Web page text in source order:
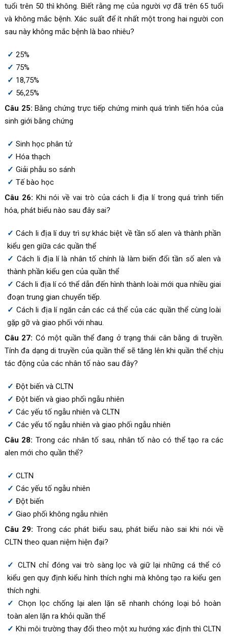
tuổi trên 50 thì không. Biết rằng mẹ của người vợ đã trên 65 tuổi
và không mắc bệnh. Xác suất để ít nhất một trong hai người con
sau này không mắc bệnh là bao nhiêu?
25%
75%
18,75%
56,25%
Câu 25: Bằng chứng trực tiếp chứng minh quá trình tiến hóa của
sinh giới bằng chứng
Sinh học phân tử
Hóa thạch
Giải phẫu so sánh
Tế bào học
Câu 26: Khi nói về vai trò của cách li địa lí trong quá trình tiến
hóa, phát biểu nào sau đây sai?
Cách li địa lí duy trì sự khác biệt về tần số alen và thành phần
kiểu gen giữa các quần thể
Cách li địa lí là nhân tố chính là làm biến đổi tần số alen và
thành phần kiểu gen của quần thể
Cách li địa lí có thể dẫn đến hình thành loài mới qua nhiều giai
đoạn trung gian chuyển tiếp.
Cách li địa lí ngăn cản các cá thể của các quần thể cùng loài
gặp gỡ và giao phối với nhau.
Câu 27: Có một quần thể đang ở trạng thái cân bằng di truyền.
Tính đa dạng di truyền của quần thể sẽ tăng lên khi quần thể chịu
tác động của các nhân tố nào sau đây?
Đột biến và CLTN
Đột biến và giao phối ngẫu nhiên
Các yếu tố ngẫu nhiên và CLTN
Các yếu tố ngẫu nhiên và giao phối ngẫu nhiên
Câu 28: Trong các nhân tố sau, nhân tố nào có thể tạo ra các
alen mới cho quần thể?
CLTN
Các yếu tố ngẫu nhiên
Đột biến
Giao phối không ngẫu nhiên
Câu 29: Trong các phát biểu sau, phát biểu nào sai khi nói về
CLTN theo quan niệm hiện đại?
CLTN chỉ đóng vai trò sàng lọc và giữ lại những cá thể có
kiểu gen quy định kiểu hình thích nghi mà không tạo ra kiểu gen
thích nghi.
Chọn lọc chống lại alen lặn sẽ nhanh chóng loại bỏ hoàn
toàn alen lặn ra khỏi quần thể
Khi môi trường thay đổi theo một xu hướng xác định thì CLTN